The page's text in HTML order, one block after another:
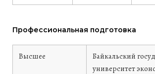
Профессиональная подготовка
Высшее
Байкальский
университет